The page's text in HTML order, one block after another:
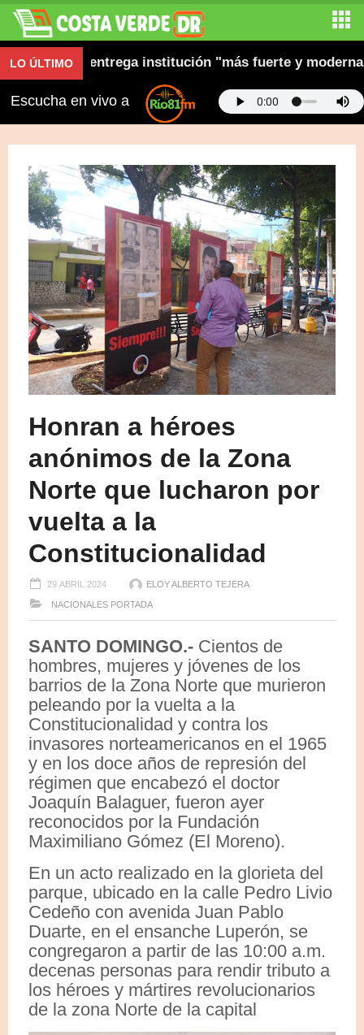
LO ÚLTIMO
y dice entrega institución "más fuerte y moderna"
Escucha en vivo a
Honran a héroes
anónimos de la Zona
Norte que lucharon por
vuelta a la
Constitucionalidad
29 ABRIL 2024 ELOY ALBERTO TEJERA
NACIONALES PORTADA
SANTO DOMINGO.- Cientos de
hombres, mujeres y jóvenes de los
barrios de la Zona Norte que murieron
peleando por la vuelta a la
Constitucionalidad y contra los
invasores norteamericanos en el 1965
y en los doce años de represión del
régimen que encabezó el doctor
Joaquín Balaguer, fueron ayer
reconocidos por la Fundación
Maximiliano Gómez (El Moreno).
En un acto realizado en la glorieta del
parque, ubicado en la calle Pedro Livio
Cedeño con avenida Juan Pablo
Duarte, en el ensanche Luperón, se
congregaron a partir de las 10:00 a.m.
decenas personas para rendir tributo a
los héroes y mártires revolucionarios
de la zona Norte de la capital